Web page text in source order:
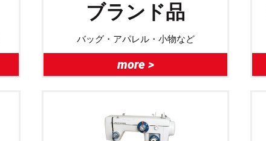
ブランド品
バッグ・アパレル・小物など
more >